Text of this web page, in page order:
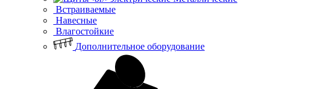
Встраиваемые
Навесные
Влагостойкие
Дополнительное оборудование